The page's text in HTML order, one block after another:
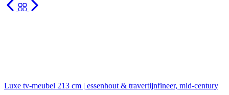
Luxe tv-meubel 213 cm | essenhout & travertijnfineer, mid-century